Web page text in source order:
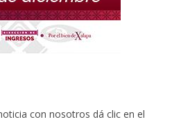
con nosotros dá clic en el